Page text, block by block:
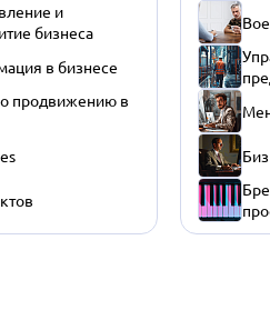
и
бизнеса
в бизнесе
продвижению в